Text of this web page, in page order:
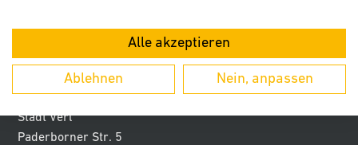
Kontakt
Stadt Verl
Paderborner Str. 5
Alle akzeptieren
Ablehnen Nein, anpassen